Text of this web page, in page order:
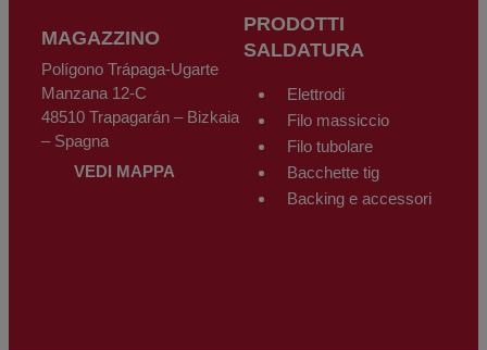
MAGAZZINO
Polígono Trápaga-Ugarte
Manzana 12-C
48510 Trapagarán – Bizkaia
– Spagna
VEDI MAPPA
PRODOTTI
SALDATURA
Elettrodi
Filo massiccio
Filo tubolare
Bacchette tig
Backing e accessori